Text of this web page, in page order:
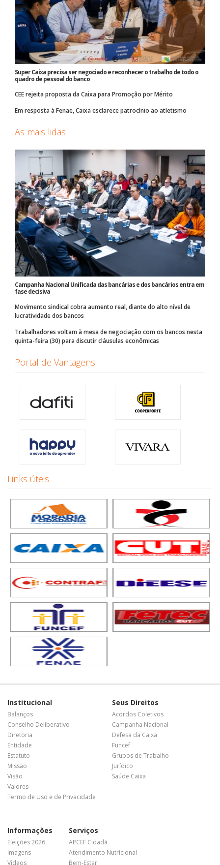
Super Caixa precisa ser negociado e reconhecer o trabalho de todo o
quadro de pessoal do banco
CEE rejeita proposta da Caixa para Promoção por Mérito
Em resposta à Fenae, Caixa esclarece patrocínio ao atletismo
As mais lidas
Campanha Nacional Unificada das bancárias e dos bancários entra em
fase decisiva
Movimento sindical cobra aumento real, diante do alto nível de
lucratividade dos bancos
Trabalhadores voltam à mesa de negociação com os bancos nesta
quinta-feira (30) para discutir cláusulas econômicas
Portal de Vantagens
Links úteis
Institucional
Balanços
Conselho Deliberativo
Diretoria
Entidade
Estatuto
Missão
Visão
Valores
Termo de Uso e de Privacidade
Seus Direitos
Acordos Coletivos
Campanha Nacional
Defesa da Caixa
Funcef
Grupos de Trabalho
Jurídico
Saúde Caixa
Informações
Eleições 2026
Imagens
Vídeos
Serviços
APCEF Cidadã
Atendimento Nutricional
Bem-Estar